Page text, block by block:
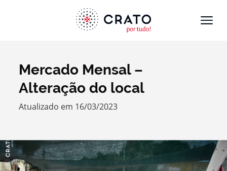
Termo de Pesquisa
Categorias gerais
Mercado Mensal –
Alteração do local
Atualizado em 16/03/2023